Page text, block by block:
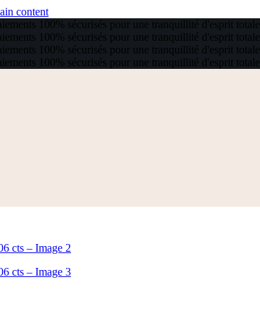
content
100% sécurisés pour une tranquillité d'esprit totale
100% sécurisés pour une tranquillité d'esprit totale
100% sécurisés pour une tranquillité d'esprit totale
100% sécurisés pour une tranquillité d'esprit totale